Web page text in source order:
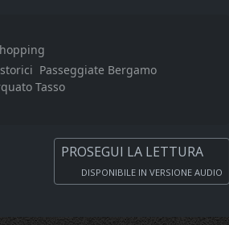
Passeggiate Bergamo
Tasso
PROSEGUI LA LETTURA
DISPONIBILE IN VERSIONE AUDIO